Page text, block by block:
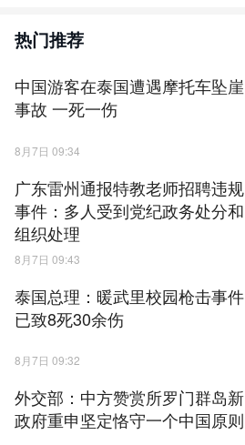
热门推荐
中国游客在泰国遭遇摩托车坠崖
事故 一死一伤
8月7日 09:34
广东雷州通报特教老师招聘违规
事件：多人受到党纪政务处分和
组织处理
8月7日 09:43
泰国总理：暖武里校园枪击事件
已致8死30余伤
8月7日 09:32
外交部：中方赞赏所罗门群岛新
政府重申坚定恪守一个中国原则